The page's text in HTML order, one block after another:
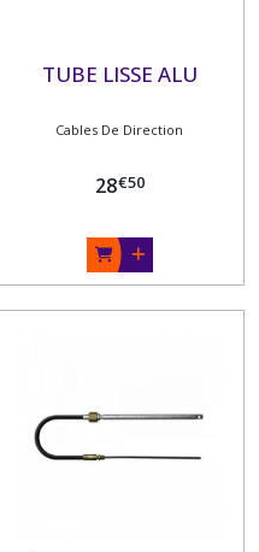
TUBE LISSE ALU
Cables De Direction
28€50